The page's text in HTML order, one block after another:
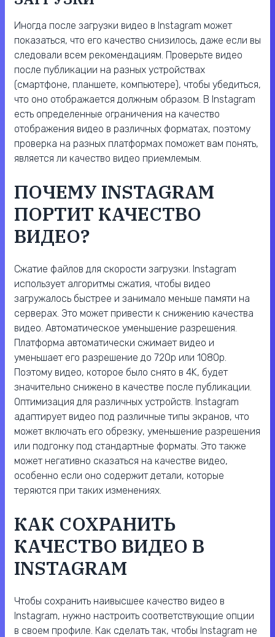
Иногда после загрузки видео в Instagram может
показаться, что его качество снизилось, даже если вы
следовали всем рекомендациям. Проверьте видео
после публикации на разных устройствах
(смартфоне, планшете, компьютере), чтобы убедиться,
что оно отображается должным образом. В Instagram
есть определенные ограничения на качество
отображения видео в различных форматах, поэтому
проверка на разных платформах поможет вам понять,
является ли качество видео приемлемым.
ПОЧЕМУ INSTAGRAM
ПОРТИТ КАЧЕСТВО
ВИДЕО?
Сжатие файлов для скорости загрузки. Instagram
использует алгоритмы сжатия, чтобы видео
загружалось быстрее и занимало меньше памяти на
серверах. Это может привести к снижению качества
видео. Автоматическое уменьшение разрешения.
Платформа автоматически сжимает видео и
уменьшает его разрешение до 720p или 1080p.
Поэтому видео, которое было снято в 4K, будет
значительно снижено в качестве после публикации.
Оптимизация для различных устройств. Instagram
адаптирует видео под различные типы экранов, что
может включать его обрезку, уменьшение разрешения
или подгонку под стандартные форматы. Это также
может негативно сказаться на качестве видео,
особенно если оно содержит детали, которые
теряются при таких изменениях.
КАК СОХРАНИТЬ
КАЧЕСТВО ВИДЕО В
INSTAGRAM
Чтобы сохранить наивысшее качество видео в
Instagram, нужно настроить соответствующие опции
в своем профиле. Как сделать так, чтобы Instagram не